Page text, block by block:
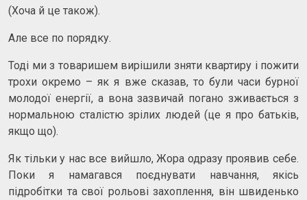
(Хоча й це також).
Але все по порядку.
Тоді ми з товаришем вирішили зняти квартиру і пожити
трохи окремо – як я вже сказав, то були часи бурної
молодої енергії, а вона зазвичай погано зживається з
нормальною сталістю зрілих людей (це я про батьків,
якщо що).
Як тільки у нас все вийшло, Жора одразу проявив себе.
Поки я намагався поєднувати навчання, якісь
підробітки та свої рольові захоплення, він швиденько